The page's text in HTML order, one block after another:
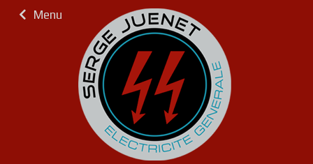
Menu